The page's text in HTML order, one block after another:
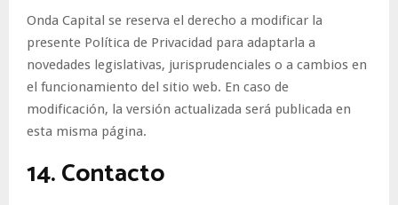
Onda Capital se reserva el derecho a modificar la
presente Política de Privacidad para adaptarla a
novedades legislativas, jurisprudenciales o a cambios en
el funcionamiento del sitio web. En caso de
modificación, la versión actualizada será publicada en
esta misma página.
14. Contacto